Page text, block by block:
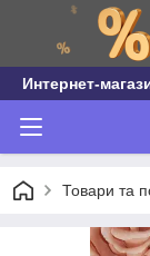
Интернет-
Товари та